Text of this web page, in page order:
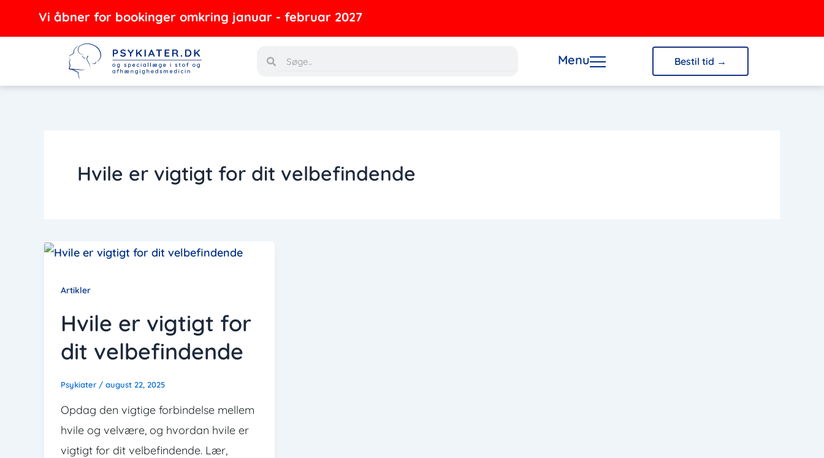
Vi åbner for bookinger omkring januar - februar 2027
Menu Bestil tid →
Hvile er vigtigt for dit velbefindende
Artikler
Hvile er vigtigt for
dit velbefindende
Psykiater / august 22, 2025
Opdag den vigtige forbindelse mellem
hvile og velvære, og hvordan hvile er
vigtigt for dit velbefindende. Lær,